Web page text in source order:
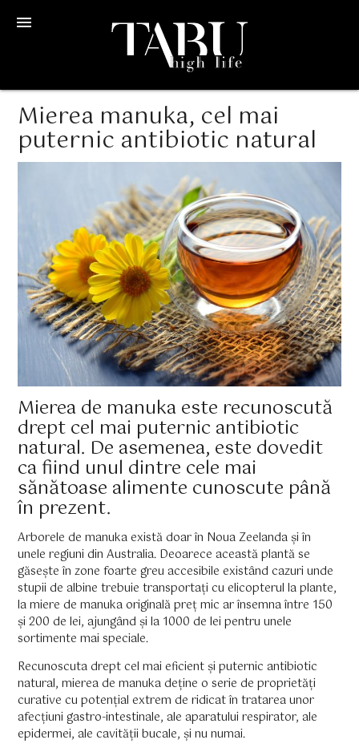
menu
Mierea manuka, cel mai
puternic antibiotic natural
Mierea de manuka este recunoscută
drept cel mai puternic antibiotic
natural. De asemenea, este dovedit
ca fiind unul dintre cele mai
sănătoase alimente cunoscute până
în prezent.
Arborele de manuka există doar în Noua Zeelanda și în
unele regiuni din Australia. Deoarece această plantă se
găsește în zone foarte greu accesibile existând cazuri unde
stupii de albine trebuie transportați cu elicopterul la plante,
la miere de manuka originală preț mic ar însemna între 150
și 200 de lei, ajungând și la 1000 de lei pentru unele
sortimente mai speciale.
Recunoscuta drept cel mai eficient și puternic antibiotic
natural, mierea de manuka deține o serie de proprietăți
curative cu potențial extrem de ridicat în tratarea unor
afecțiuni gastro-intestinale, ale aparatului respirator, ale
epidermei, ale cavității bucale, și nu numai.